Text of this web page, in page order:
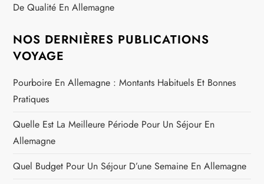
De Qualité En Allemagne
NOS DERNIÈRES PUBLICATIONS
VOYAGE
Pourboire En Allemagne : Montants Habituels Et Bonnes
Pratiques
Quelle Est La Meilleure Période Pour Un Séjour En
Allemagne
Quel Budget Pour Un Séjour D’une Semaine En Allemagne